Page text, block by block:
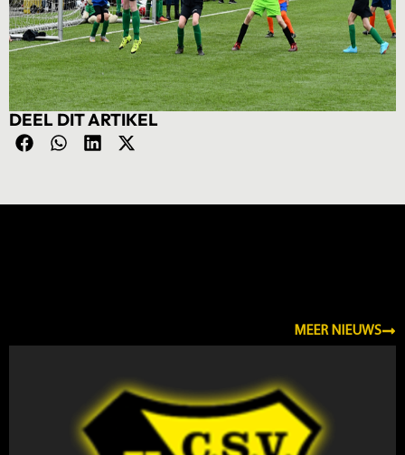
DEEL DIT ARTIKEL
MEER NIEUWS